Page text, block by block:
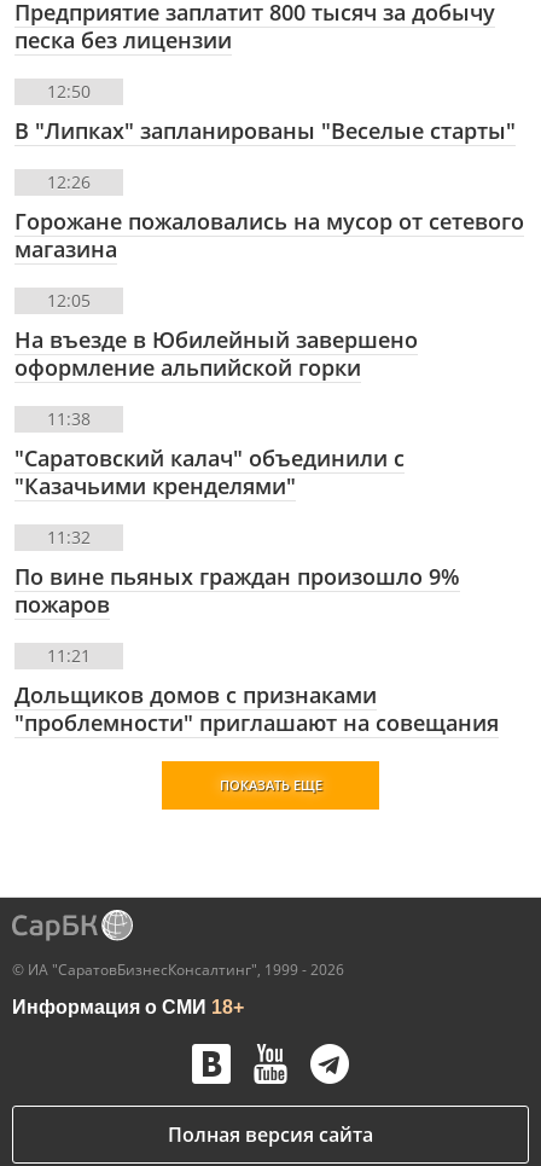
Предприятие заплатит 800 тысяч за добычу
песка без лицензии
12:50
В "Липках" запланированы "Веселые старты"
12:26
Горожане пожаловались на мусор от сетевого
магазина
12:05
На въезде в Юбилейный завершено
оформление альпийской горки
11:38
"Саратовский калач" объединили с
"Казачьими кренделями"
11:32
По вине пьяных граждан произошло 9%
пожаров
11:21
Дольщиков домов с признаками
"проблемности" приглашают на совещания
ПОКАЗАТЬ ЕЩЕ
© ИА "СаратовБизнесКонсалтинг", 1999 - 2026
Информация о СМИ 18+
Полная версия сайта